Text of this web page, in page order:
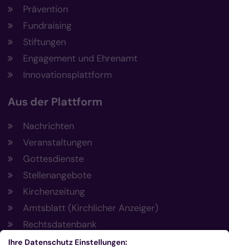
Prävention
Fundraising
Stiftungen
Engagement und Ehrenamt
Innovationsplattform
Aus der Plattform
Nachrichten
Veranstaltungen
Gottesdienste
Stellenangebote
Kirchenzeitung
Amtsblatt (Kirchlicher Anzeiger)
Rechtsdatenbank
Meldestelle gemäß Hinweisgeberschutzgesetz